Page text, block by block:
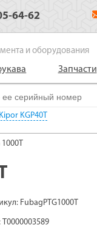
64-62
и оборудования
Запчасти
KGP40T
FubagPTG1000T
Т0000003589